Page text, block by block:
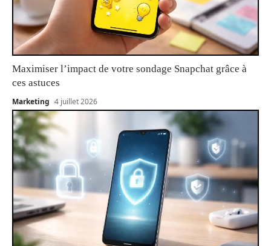
Maximiser l’impact de votre sondage Snapchat grâce à
ces astuces
Marketing 4 juillet 2026